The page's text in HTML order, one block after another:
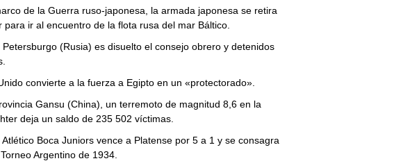
de la Guerra ruso-japonesa, la armada japonesa se retira
para ir al encuentro de la flota rusa del mar Báltico.
Petersburgo (Rusia) es disuelto el consejo obrero y detenidos
convierte a la fuerza a Egipto en un «protectorado».
Gansu (China), un terremoto de magnitud 8,6 en la
deja un saldo de 235 502 víctimas.
Atlético Boca Juniors vence a Platense por 5 a 1 y se consagra
Argentino de 1934.